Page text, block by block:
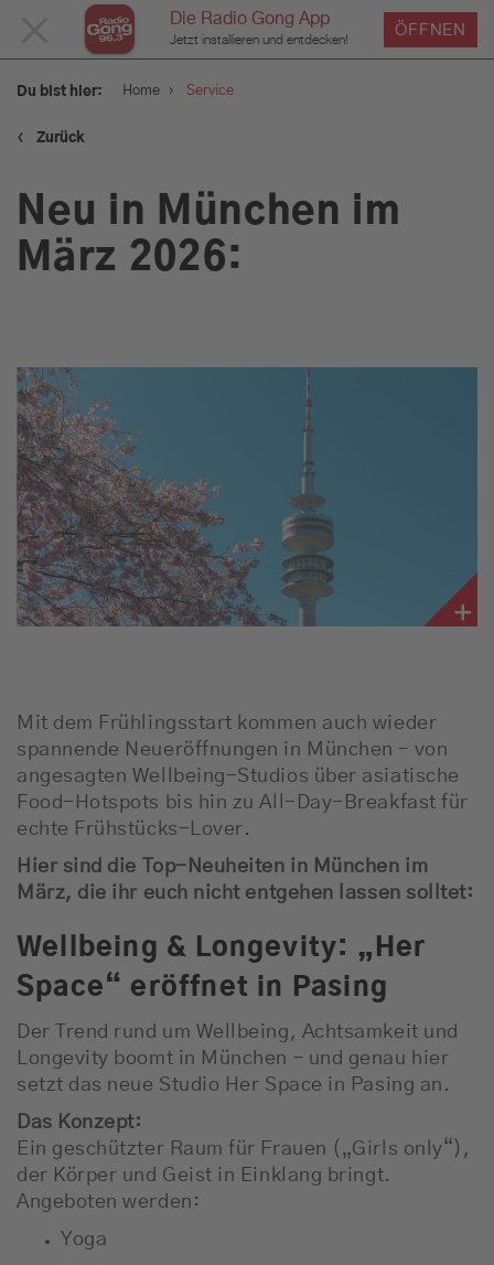
Die Radio Gong App
Jetzt installieren und entdecken!
ÖFFNEN
SCHLIESSEN
Verkehr und Blitzer
Was geht am Wochenende:
Tipps für euer Wochenende
in München
Jobbörse
News
Schnee-Service
Werbung
Musik
Du bist hier: Home › Service
‹ Zurück
Neu in München im
März 2026:
Mit dem Frühlingsstart kommen auch wieder
spannende Neueröffnungen in München – von
angesagten Wellbeing-Studios über asiatische
Food-Hotspots bis hin zu All-Day-Breakfast für
echte Frühstücks-Lover.
Hier sind die Top-Neuheiten in München im
März, die ihr euch nicht entgehen lassen solltet:
Wellbeing & Longevity: „Her
Space“ eröffnet in Pasing
Der Trend rund um Wellbeing, Achtsamkeit und
Longevity boomt in München – und genau hier
setzt das neue Studio Her Space in Pasing an.
Das Konzept:
Ein geschützter Raum für Frauen („Girls only“),
der Körper und Geist in Einklang bringt.
Angeboten werden:
Yoga